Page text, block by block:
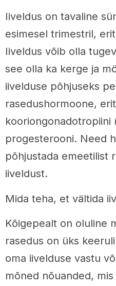
Iiveldus on tavaline
esimesel trimestril,
Iiveldus võib olla
see olla ka kerge ja
iivelduse põhjuseks
rasedushormoone,
kooriongonadotropiini
progesterooni. Need
põhjustada emeetilist
iiveldust.
Mida teha, et vältida
Kõigepealt on oluline
rasedus on üks
oma iivelduse vastu
mõned nõuanded,